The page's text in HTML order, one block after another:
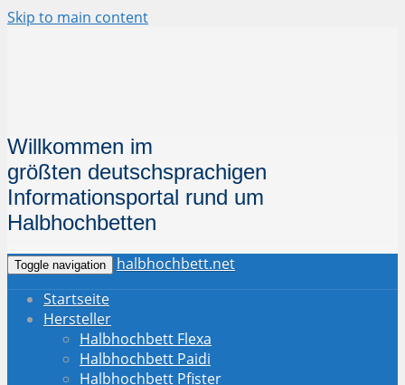
Skip to main content
Willkommen im
größten deutschsprachigen
Informationsportal rund um
Halbhochbetten
Toggle navigation
halbhochbett.net
Startseite
Hersteller
Halbhochbett Flexa
Halbhochbett Paidi
Halbhochbett Pfister